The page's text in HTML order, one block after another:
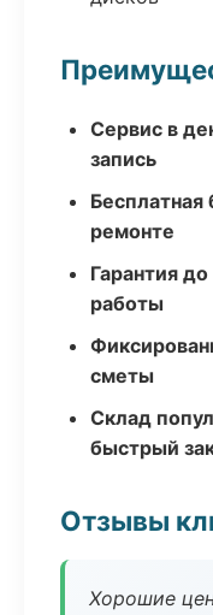
Сервис в
запись
Бесплатная
ремонте
Гарантия
работы
сметы
Склад
быстрый
Отзывы
Хорошие